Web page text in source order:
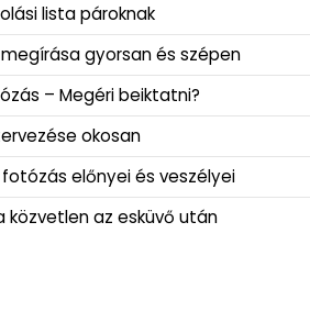
lista pároknak
gyorsan és szépen
– Megéri beiktatni?
okosan
előnyei és veszélyei
közvetlen az esküvő után